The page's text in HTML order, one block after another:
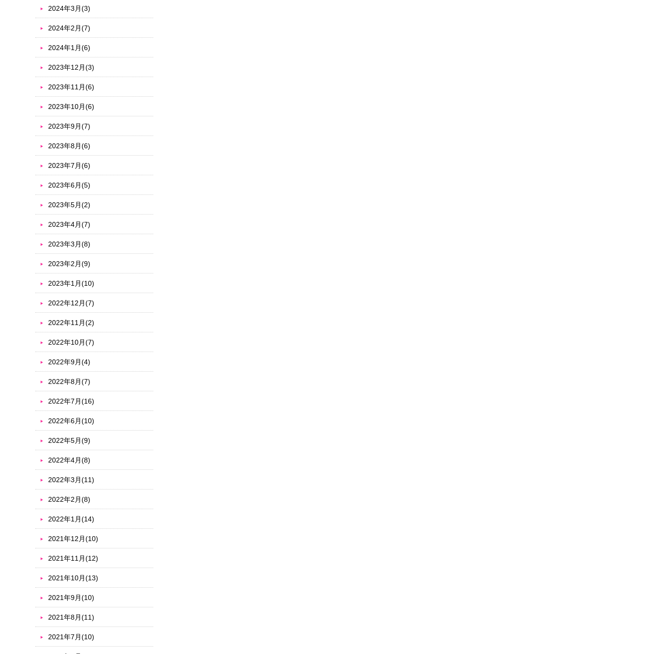
2024年3月(3)
2024年2月(7)
2024年1月(6)
2023年12月(3)
2023年11月(6)
2023年10月(6)
2023年9月(7)
2023年8月(6)
2023年7月(6)
2023年6月(5)
2023年5月(2)
2023年4月(7)
2023年3月(8)
2023年2月(9)
2023年1月(10)
2022年12月(7)
2022年11月(2)
2022年10月(7)
2022年9月(4)
2022年8月(7)
2022年7月(16)
2022年6月(10)
2022年5月(9)
2022年4月(8)
2022年3月(11)
2022年2月(8)
2022年1月(14)
2021年12月(10)
2021年11月(12)
2021年10月(13)
2021年9月(10)
2021年8月(11)
2021年7月(10)